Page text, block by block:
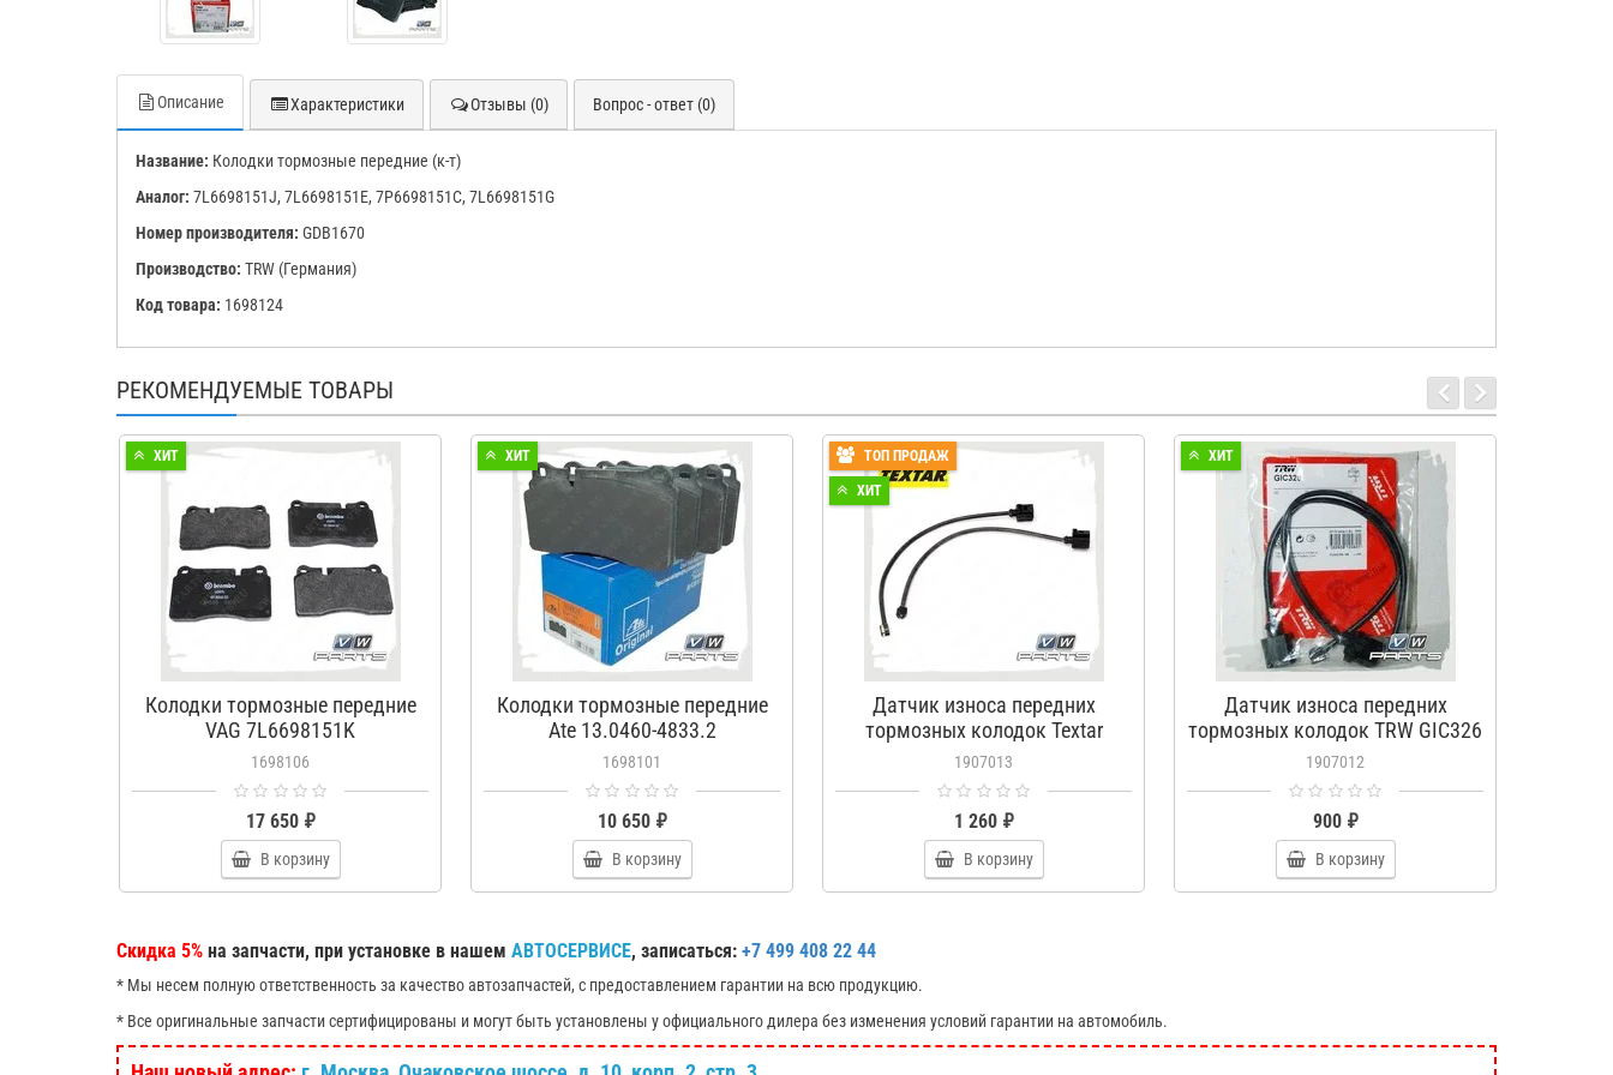
Описание Характеристики Отзывы (0) Вопрос - ответ (0)
Название: Колодки тормозные передние (к-т)
Аналог: 7L6698151J, 7L6698151E, 7P6698151C, 7L6698151G
Номер производителя: GDB1670
Производство: TRW (Германия)
Код товара: 1698124
РЕКОМЕНДУЕМЫЕ ТОВАРЫ
ХИТ
Колодки тормозные передние
VAG 7L6698151K
1698106
17 650 ₽
В корзину
ХИТ
Колодки тормозные передние
Ate 13.0460-4833.2
1698101
10 650 ₽
В корзину
ТОП ПРОДАЖ
ХИТ
Датчик износа передних
тормозных колодок Textar
98045500
1907013
1 260 ₽
В корзину
ХИТ
Датчик износа передних
тормозных колодок TRW GIC326
1907012
900 ₽
В корзину
Скидка 5% на запчасти, при установке в нашем АВТОСЕРВИСЕ, записаться: +7 499 408 22 44
* Мы несем полную ответственность за качество автозапчастей, с предоставлением гарантии на всю продукцию.
* Все оригинальные запчасти сертифицированы и могут быть установлены у официального дилера без изменения условий гарантии на автомобиль.